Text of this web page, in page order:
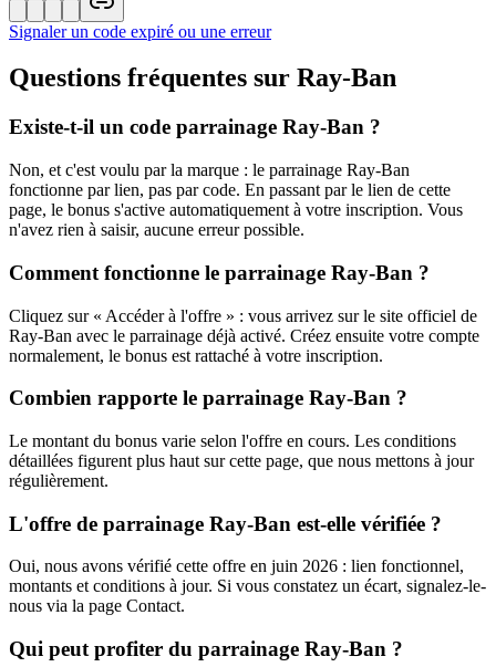
Signaler un code expiré ou une erreur
Questions fréquentes sur Ray-Ban
Existe-t-il un code parrainage Ray-Ban ?
Non, et c'est voulu par la marque : le parrainage Ray-Ban
fonctionne par lien, pas par code. En passant par le lien de cette
page, le bonus s'active automatiquement à votre inscription. Vous
n'avez rien à saisir, aucune erreur possible.
Comment fonctionne le parrainage Ray-Ban ?
Cliquez sur « Accéder à l'offre » : vous arrivez sur le site officiel de
Ray-Ban avec le parrainage déjà activé. Créez ensuite votre compte
normalement, le bonus est rattaché à votre inscription.
Combien rapporte le parrainage Ray-Ban ?
Le montant du bonus varie selon l'offre en cours. Les conditions
détaillées figurent plus haut sur cette page, que nous mettons à jour
régulièrement.
L'offre de parrainage Ray-Ban est-elle vérifiée ?
Oui, nous avons vérifié cette offre en juin 2026 : lien fonctionnel,
montants et conditions à jour. Si vous constatez un écart, signalez-le-
nous via la page Contact.
Qui peut profiter du parrainage Ray-Ban ?